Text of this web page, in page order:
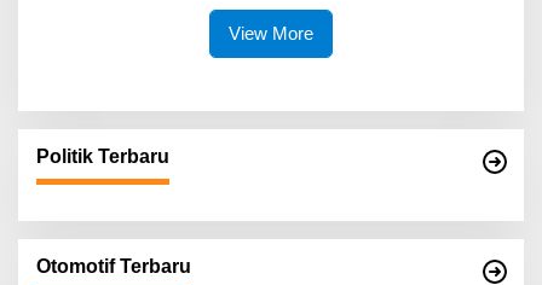
View More
Politik Terbaru
Otomotif Terbaru